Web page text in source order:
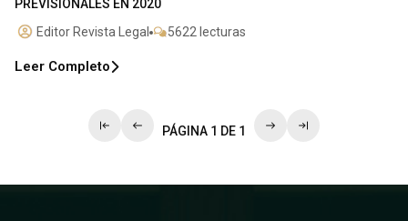
PREVISIONALES EN 2020
Editor Revista Legal
5622 lecturas
Leer Completo
PÁGINA 1 DE 1